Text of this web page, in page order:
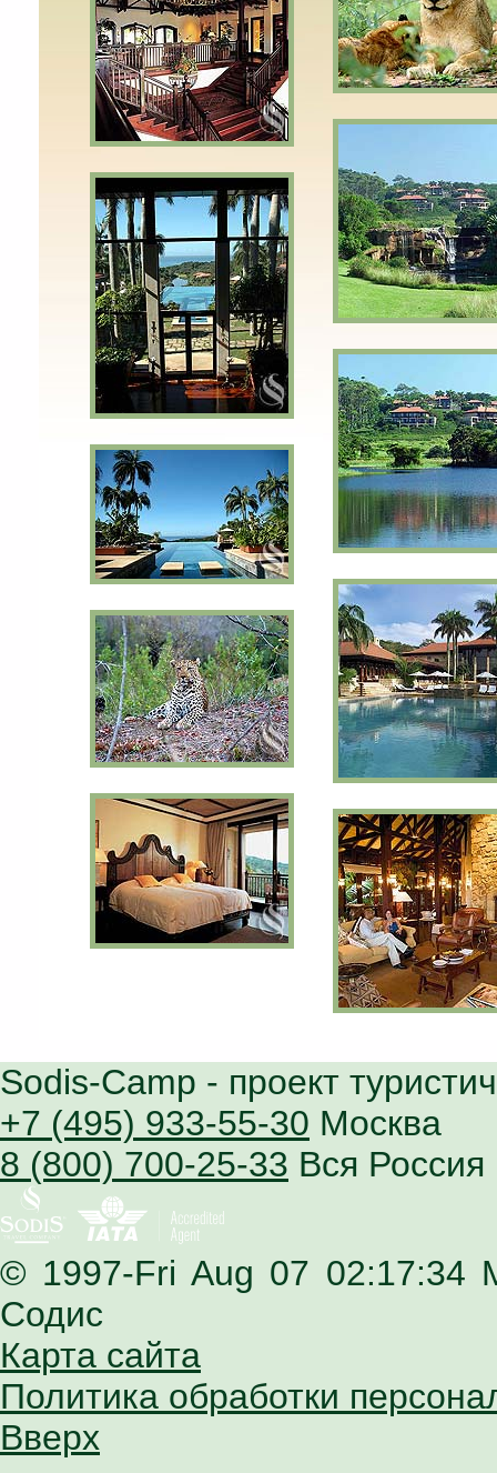
Sodis-Camp - проект
+7 (495) 933-55-30 Москва
8 (800) 700-25-33 Вся Россия
© 1997-Fri Aug 07 02:17:34
Содис
Карта сайта
Политика обработки
Вверх